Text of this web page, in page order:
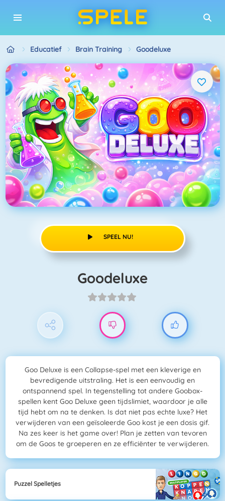
Educatief Brain Training Goodeluxe
SPEEL NU!
Goodeluxe
Goo Deluxe is een Collapse-spel met een kleverige en
bevredigende uitstraling. Het is een eenvoudig en
ontspannend spel. In tegenstelling tot andere Goobox-
spellen kent Goo Deluxe geen tijdslimiet, waardoor je alle
tijd hebt om na te denken. Is dat niet pas echte luxe? Het
verwijderen van een geïsoleerde Goo kost je een dosis gif.
Na zes keer is het game over! Plan je zetten van tevoren
om de Goos te groeperen en ze efficiënter te verwijderen.
Puzzel Spelletjes